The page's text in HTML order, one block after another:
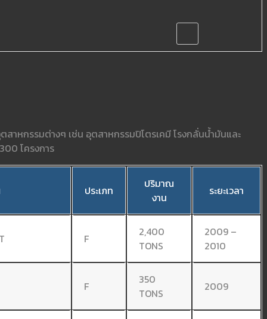
าหกรรมต่างๆ เช่น อุตสาหกรรมปิโตรเคมี โรงกลั่นน้ำมันและ
โครงการ
ประเภท
ปริมาณ
งาน
ระยะเวลา
F
2,400
TONS
2009 –
2010
F
350
TONS
2009